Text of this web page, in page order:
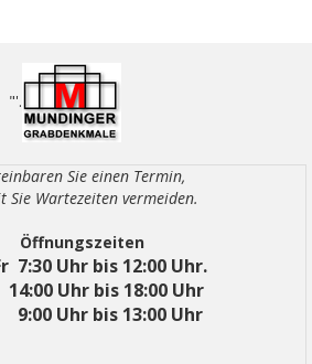
"'.
Sie einen Termin,
Sie Wartezeiten vermeiden.
Öffnungszeiten
7:30 Uhr bis 12:00 Uhr.
Uhr bis 18:00 Uhr
Uhr bis 13:00 Uhr